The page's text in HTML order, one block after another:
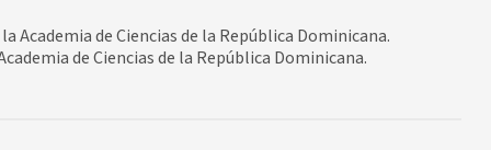
Academia de Ciencias de la República Dominicana.
de Ciencias de la República Dominicana.